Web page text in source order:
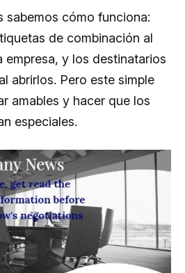
sabemos cómo funciona:
de combinación al
empresa, y los destinatarios
abrirlos. Pero este simple
amables y hacer que los
especiales.